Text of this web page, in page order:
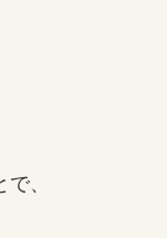
、